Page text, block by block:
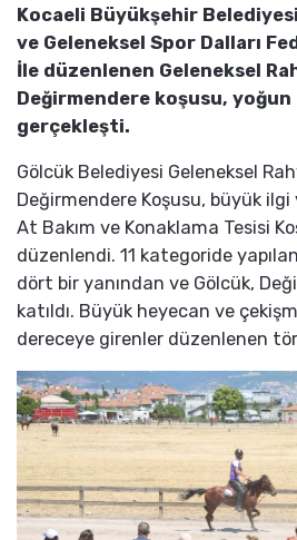
Kocaeli Büyükşehir
ve Geleneksel Spor Dalları
İle düzenlenen Geleneksel
Değirmendere koşusu, yoğun
gerçekleşti.
Gölcük Belediyesi Geleneksel
Değirmendere Koşusu, büyük ilgi
At Bakım ve Konaklama Tesisi
düzenlendi. 11 kategoride
dört bir yanından ve Gölcük,
katıldı. Büyük heyecan ve
dereceye girenler düzenlenen